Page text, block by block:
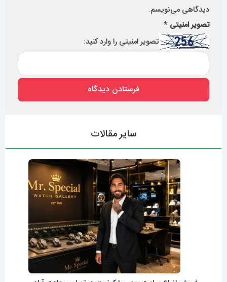
دیدگاهی می‌نویسم.
تصویر امنیتی *
تصویر امنیتی را وارد کنید:
سایر مقالات